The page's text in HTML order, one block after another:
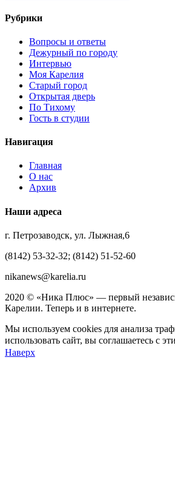
Рубрики
Вопросы и ответы
Дежурный по городу
Интервью
Моя Карелия
Старый город
Открытая дверь
По Тихому
Гость в студии
Навигация
Главная
О нас
Архив
Наши адреса
г. Петрозаводск, ул. Лыжная,6
(8142) 53-32-32; (8142) 51-52-60
nikanews@karelia.ru
2020 © «Ника Плюс» — первый
Карелии. Теперь и в интернете.
Мы используем cookies для анализа
использовать сайт, вы соглашаетесь с
Наверх